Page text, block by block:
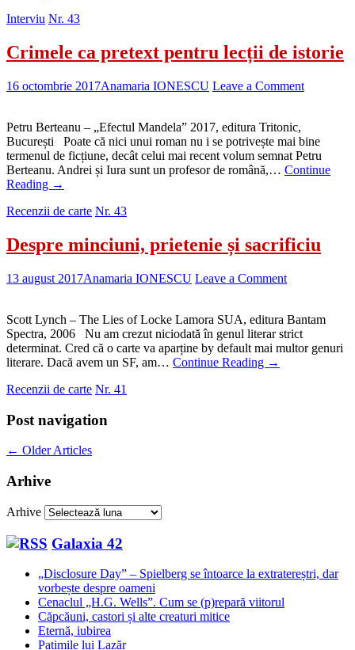
Interviu Nr. 43
Crimele ca pretext pentru lecții de istorie
16 octombrie 2017Anamaria IONESCU Leave a Comment
Petru Berteanu – „Efectul Mandela” 2017, editura Tritonic,
București Poate că nici unui roman nu i se potrivește mai bine
termenul de ficțiune, decât celui mai recent volum semnat Petru
Berteanu. Andrei și Iura sunt un profesor de română,… Continue
Reading →
Recenzii de carte Nr. 43
Despre minciuni, prietenie și sacrificiu
13 august 2017Anamaria IONESCU Leave a Comment
Scott Lynch – The Lies of Locke Lamora SUA, editura Bantam
Spectra, 2006 Nu am crezut niciodată în genul literar strict
determinat. Cred că o carte va aparține by default mai multor genuri
literare. Dacă avem un SF, am… Continue Reading →
Recenzii de carte Nr. 41
Post navigation
← Older Articles
Arhive
Arhive
Galaxia 42
„Disclosure Day” – Spielberg se întoarce la extratereștri, dar
vorbește despre oameni
Cenaclul „H.G. Wells”. Cum se (p)repară viitorul
Căpcăuni, castori și alte creaturi mitice
Eternă, iubirea
Patimile lui Lazăr